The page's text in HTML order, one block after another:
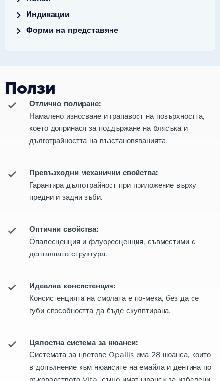
Индикации
Форми на представяне
Ползи
Отлично полиране:
Намалено износване и грапавост на повърхността,
което допринася за поддържане на блясъка и
дълготрайността на възстановяванията.
Превъзходни механични свойства:
Гарантира дълготрайност при приложение върху
предни и задни зъби.
Оптични свойства:
Опалесценция и флуоресценция, съвместими с
денталната структура.
Идеална консистенция:
Консистенцията на смолата е по-мека, без да се
губи способността да бъде скулптирана.
Цялостна система за нюанси:
Системата за цветове Opallis има 28 нюанса, които
в допълнение към нюансите на емайла и дентина по